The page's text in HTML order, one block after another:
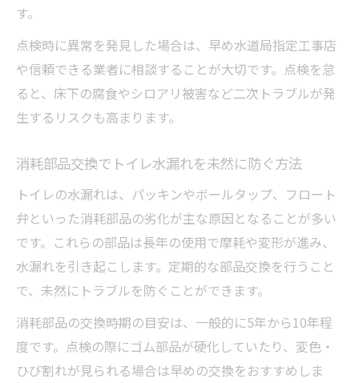
修理費用を抑えるための賢い方法まとめ
トイレ水漏れ修理費用を節約するポイント
見積もり比較でトイレ水漏れ料金を抑える
方法
点
修理費用を下げるためのトイレ水漏れ対策
法
トイレ水漏れの費用トラブルを回避するコ
ツ
す。
点検時に異常を発見した場合は、早め水道局指定工事店
や信頼できる業者に相談することが大切です。点検を怠
ると、床下の腐食やシロアリ被害など二次トラブルが発
生するリスクも高まります。
消耗部品交換でトイレ水漏れを未然に防ぐ方法
トイレの水漏れは、パッキンやボールタップ、フロート
弁といった消耗部品の劣化が主な原因となることが多い
です。これらの部品は長年の使用で摩耗や変形が進み、
水漏れを引き起こします。定期的な部品交換を行うこと
で、未然にトラブルを防ぐことができます。
消耗部品の交換時期の目安は、一般的に5年から10年程
度です。点検の際にゴム部品が硬化していたり、変色・
ひび割れが見られる場合は早めの交換をおすすめしま